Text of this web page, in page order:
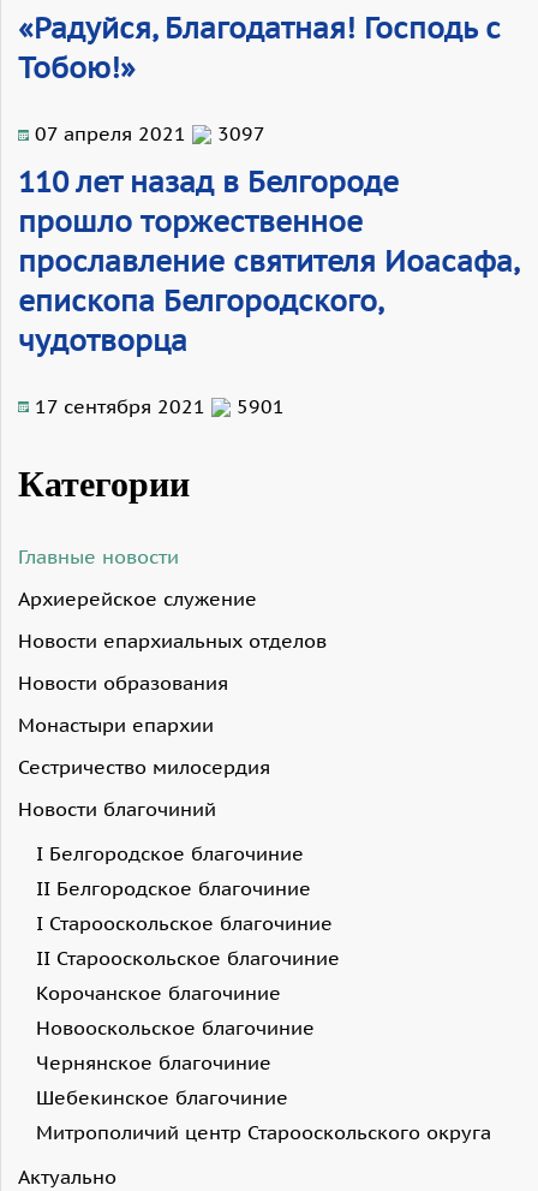
«Радуйся, Благодатная! Господь с
Тобою!»
07 апреля 2021 3097
110 лет назад в Белгороде
прошло торжественное
прославление святителя Иоасафа,
епископа Белгородского,
чудотворца
17 сентября 2021 5901
Категории
Главные новости
Архиерейское служение
Новости епархиальных отделов
Новости образования
Монастыри епархии
Сестричество милосердия
Новости благочиний
I Белгородское благочиние
II Белгородское благочиние
I Старооскольское благочиние
II Старооскольское благочиние
Корочанское благочиние
Новооскольское благочиние
Чернянское благочиние
Шебекинское благочиние
Митрополичий центр Старооскольского округа
Актуально